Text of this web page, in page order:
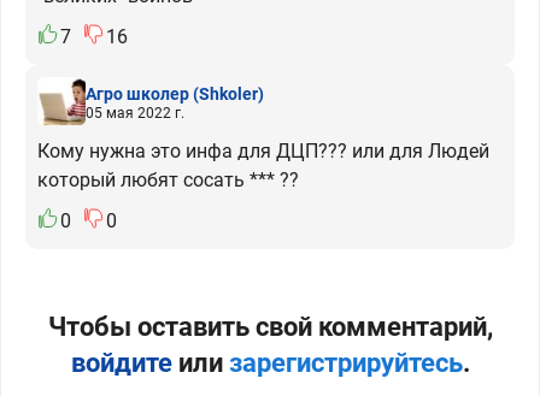
7
16
Агро школер(Shkoler)
05 мая 2022 г.
Кому нужна это инфа для ДЦП??? или для Людей
который любят сосать *** ??
0
0
Чтобы оставить свой комментарий,
войдитеили зарегистрируйтесь.